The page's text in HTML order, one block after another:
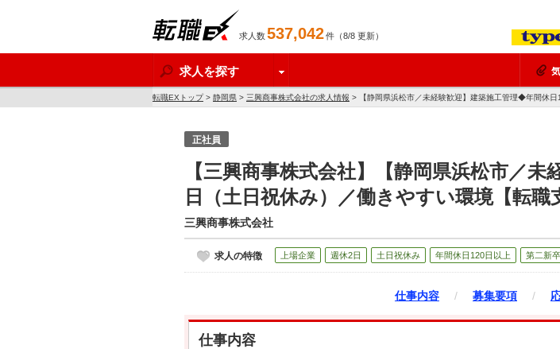
求人数537,042件（8/8 更新）
求人を探す
転職EXトップ> 静岡県 > 三興商事株式会社の求人情報 > 【静岡県浜松市／未経験歓迎】建築施工管理◆年間休
正社員
【三興商事株式会社】【静岡県浜松市／
日（土日祝休み）／働きやすい環境【転職
三興商事株式会社
求人の特徴 上場企業 週休2日 土日祝休み 年間休日120日以上 第二新
仕事内容 / 募集要項 /
仕事内容